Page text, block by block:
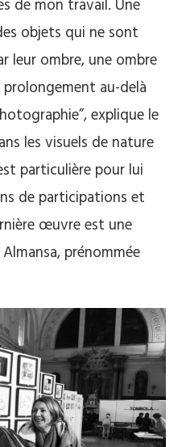
de mon travail. Une
objets qui ne sont
leur ombre, une ombre
au-delà
explique le
les visuels de nature
particulière pour lui
de participations et
œuvre est une
prénommée